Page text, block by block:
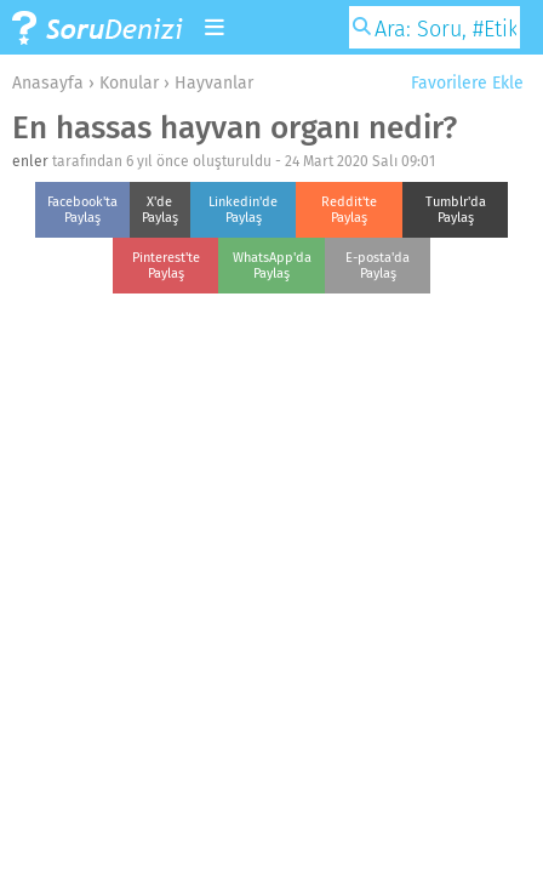
Favorilere Ekle
Anasayfa › Konular › Hayvanlar
En hassas hayvan organı nedir?
enler tarafından 6 yıl önce oluşturuldu - 24 Mart 2020 Salı 09:01
Facebook'ta
Paylaş
X'de
Paylaş
Linkedin'de
Paylaş
Reddit'te
Paylaş
Tumblr'da
Paylaş
Pinterest'te
Paylaş
WhatsApp'da
Paylaş
E-posta'da
Paylaş